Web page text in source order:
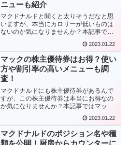
ニューも紹介
マクドナルドと聞くと太りそうだなと思
いますが、本当にカロリーが低いものは
ないのか気になりませんか？本記事では
ルシーメニューなどみていきましょう。
2023.01.22
マックの株主優待券はお得？使い
方や割引率の高いメニューも調
査！
マクドナルドにも株主優待券があるんで
すが、この株主優待券は本当にお得なの
か気になりませんか？本記事ではマック
や割引率の高いメニューについてみてい
きましょう。
2023.01.22
マクドナルドのポジション名や種
類を公開！厨房からカウンターに